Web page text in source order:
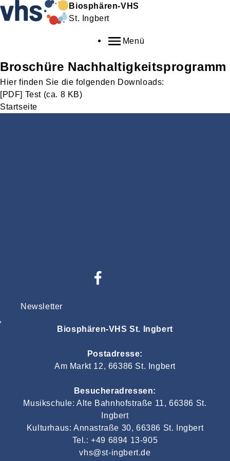
Biosphären-VHS
St. Ingbert
Menü
Broschüre Nachhaltigkeitsprogramm
Hier finden Sie die folgenden Downloads:
[PDF] Test (ca. 8 KB)
Startseite
Newsletter
Biosphären-VHS St. Ingbert
Postadresse:
Am Markt 12, 66386 St. Ingbert
Besucheradressen:
Musikschule: Alte Bahnhofstraße 11, 66386 St.
Ingbert
Kulturhaus: Annastraße 30, 66386 St. Ingbert
Tel.: +49 6894 13-905
vhs@st-ingbert.de